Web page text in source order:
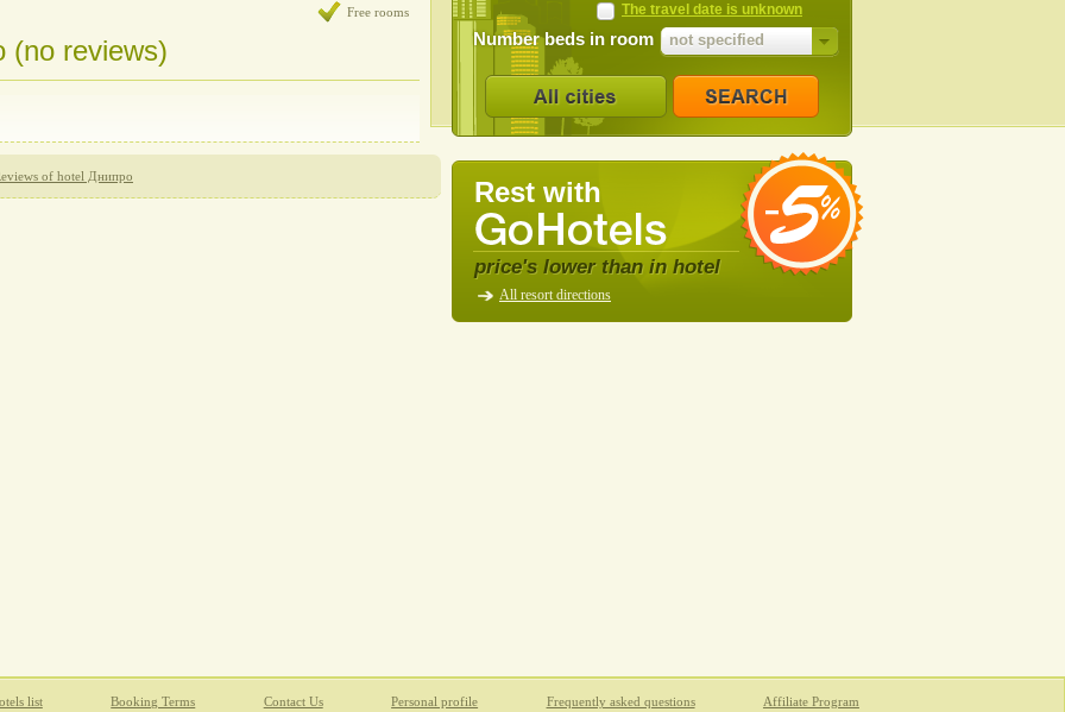
Free rooms
(no reviews)
of hotel Днипро
The travel date is unknown
Number beds in room not specified
Rest with
price's lower than in hotel
All resort directions
list Booking Terms Contact Us Personal profile Frequently asked questions Affiliate Program